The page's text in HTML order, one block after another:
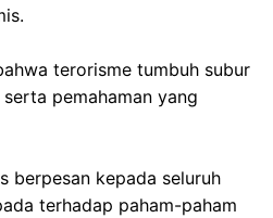
terorisme tumbuh subur
pemahaman yang
berpesan kepada seluruh
terhadap paham-paham